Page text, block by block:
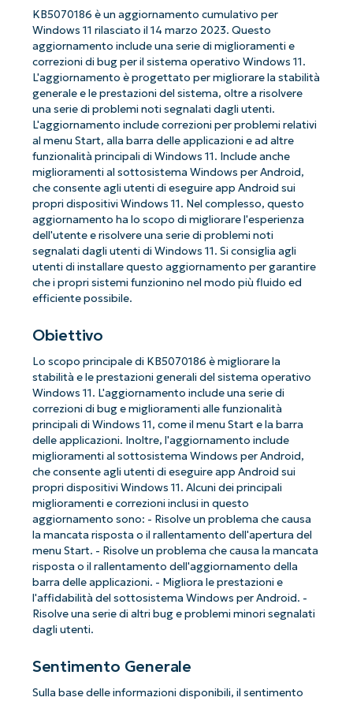
KB5070186 è un aggiornamento cumulativo per
Windows 11 rilasciato il 14 marzo 2023. Questo
aggiornamento include una serie di miglioramenti e
correzioni di bug per il sistema operativo Windows 11.
L'aggiornamento è progettato per migliorare la stabilità
generale e le prestazioni del sistema, oltre a risolvere
una serie di problemi noti segnalati dagli utenti.
L'aggiornamento include correzioni per problemi relativi
al menu Start, alla barra delle applicazioni e ad altre
funzionalità principali di Windows 11. Include anche
miglioramenti al sottosistema Windows per Android,
che consente agli utenti di eseguire app Android sui
propri dispositivi Windows 11. Nel complesso, questo
aggiornamento ha lo scopo di migliorare l'esperienza
dell'utente e risolvere una serie di problemi noti
segnalati dagli utenti di Windows 11. Si consiglia agli
utenti di installare questo aggiornamento per garantire
che i propri sistemi funzionino nel modo più fluido ed
efficiente possibile.
Obiettivo
Lo scopo principale di KB5070186 è migliorare la
stabilità e le prestazioni generali del sistema operativo
Windows 11. L'aggiornamento include una serie di
correzioni di bug e miglioramenti alle funzionalità
principali di Windows 11, come il menu Start e la barra
delle applicazioni. Inoltre, l'aggiornamento include
miglioramenti al sottosistema Windows per Android,
che consente agli utenti di eseguire app Android sui
propri dispositivi Windows 11. Alcuni dei principali
miglioramenti e correzioni inclusi in questo
aggiornamento sono: - Risolve un problema che causa
la mancata risposta o il rallentamento dell'apertura del
menu Start. - Risolve un problema che causa la mancata
risposta o il rallentamento dell'aggiornamento della
barra delle applicazioni. - Migliora le prestazioni e
l'affidabilità del sottosistema Windows per Android. -
Risolve una serie di altri bug e problemi minori segnalati
dagli utenti.
Sentimento Generale
Sulla base delle informazioni disponibili, il sentimento